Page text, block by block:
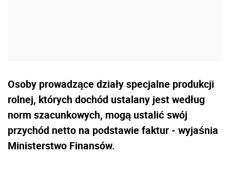
Osoby prowadzące działy specjalne produkcji
rolnej, których dochód ustalany jest według
norm szacunkowych, mogą ustalić swój
przychód netto na podstawie faktur - wyjaśnia
Ministerstwo Finansów.